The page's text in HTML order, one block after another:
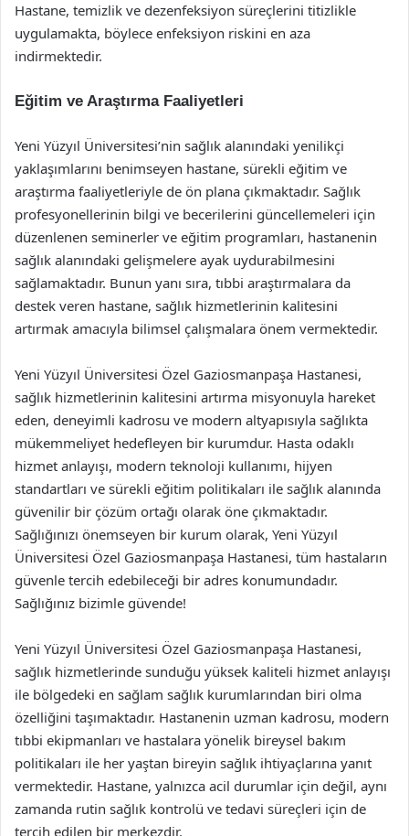
Hastane, temizlik ve dezenfeksiyon süreçlerini titizlikle
uygulamakta, böylece enfeksiyon riskini en aza
indirmektedir.
Eğitim ve Araştırma Faaliyetleri
Yeni Yüzyıl Üniversitesi’nin sağlık alanındaki yenilikçi
yaklaşımlarını benimseyen hastane, sürekli eğitim ve
araştırma faaliyetleriyle de ön plana çıkmaktadır. Sağlık
profesyonellerinin bilgi ve becerilerini güncellemeleri için
düzenlenen seminerler ve eğitim programları, hastanenin
sağlık alanındaki gelişmelere ayak uydurabilmesini
sağlamaktadır. Bunun yanı sıra, tıbbi araştırmalara da
destek veren hastane, sağlık hizmetlerinin kalitesini
artırmak amacıyla bilimsel çalışmalara önem vermektedir.
Yeni Yüzyıl Üniversitesi Özel Gaziosmanpaşa Hastanesi,
sağlık hizmetlerinin kalitesini artırma misyonuyla hareket
eden, deneyimli kadrosu ve modern altyapısıyla sağlıkta
mükemmeliyet hedefleyen bir kurumdur. Hasta odaklı
hizmet anlayışı, modern teknoloji kullanımı, hijyen
standartları ve sürekli eğitim politikaları ile sağlık alanında
güvenilir bir çözüm ortağı olarak öne çıkmaktadır.
Sağlığınızı önemseyen bir kurum olarak, Yeni Yüzyıl
Üniversitesi Özel Gaziosmanpaşa Hastanesi, tüm hastaların
güvenle tercih edebileceği bir adres konumundadır.
Sağlığınız bizimle güvende!
Yeni Yüzyıl Üniversitesi Özel Gaziosmanpaşa Hastanesi,
sağlık hizmetlerinde sunduğu yüksek kaliteli hizmet anlayışı
ile bölgedeki en sağlam sağlık kurumlarından biri olma
özelliğini taşımaktadır. Hastanenin uzman kadrosu, modern
tıbbi ekipmanları ve hastalara yönelik bireysel bakım
politikaları ile her yaştan bireyin sağlık ihtiyaçlarına yanıt
vermektedir. Hastane, yalnızca acil durumlar için değil, aynı
zamanda rutin sağlık kontrolü ve tedavi süreçleri için de
tercih edilen bir merkezdir.